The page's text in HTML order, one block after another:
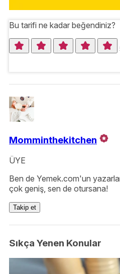
Bu tarifi ne kadar beğendiniz?
Momminthekitchen
ÜYE
Ben de Yemek.com'un
çok geniş, sen de otursana!
Takip et
Sıkça Yenen Konular